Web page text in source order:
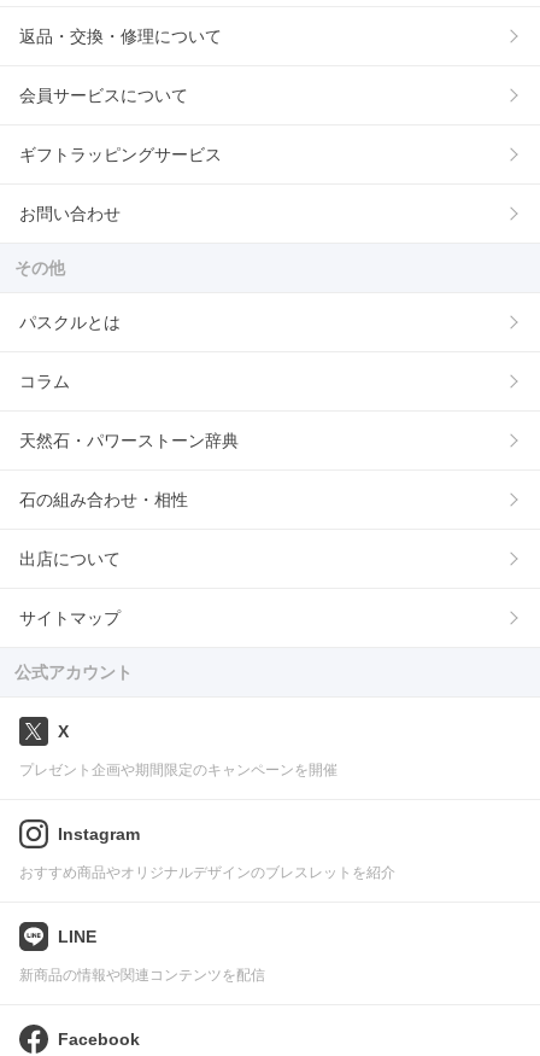
返品・交換・修理について
会員サービスについて
ギフトラッピングサービス
お問い合わせ
その他
パスクルとは
コラム
天然石・パワーストーン辞典
石の組み合わせ・相性
出店について
サイトマップ
公式アカウント
X
プレゼント企画や期間限定のキャンペーンを開催
Instagram
おすすめ商品やオリジナルデザインのブレスレットを紹介
LINE
新商品の情報や関連コンテンツを配信
Facebook